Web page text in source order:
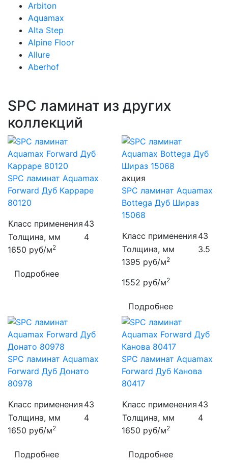
Arbiton
Aquamax
Alta Step
Alpine Floor
Allure
Aberhof
SPC ламинат из других
коллекций
SPC ламинат Aquamax
Forward Дуб Карраре
80120
Класс применения 43
Толщина, мм
4
1650 руб/м2
Подробнее
акция
SPC ламинат Aquamax
Bottega Дуб Шираз
15068
Класс применения 43
Толщина, мм
3.5
1395 руб/м2
1552 руб/м2
Подробнее
SPC ламинат Aquamax
Forward Дуб Донато
80978
Класс применения 43
Толщина, мм
4
1650 руб/м2
Подробнее
SPC ламинат Aquamax
Forward Дуб Канова
80417
Класс применения 43
Толщина, мм
4
1650 руб/м2
Подробнее